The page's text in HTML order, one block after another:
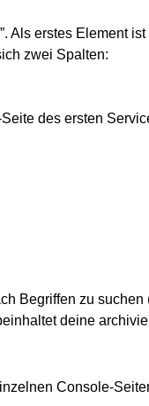
Als erstes Element
zwei Spalten:
des ersten
Begriffen zu
deine
Console-